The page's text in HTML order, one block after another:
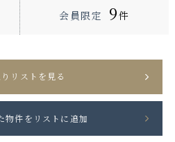
会員限定 9件
リストを見る